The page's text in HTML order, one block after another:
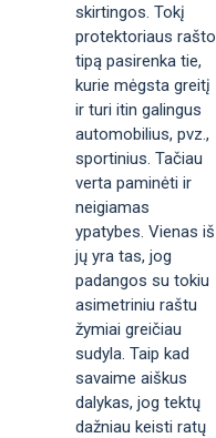
skirtingos. Tokį
protektoriaus rašto
tipą pasirenka tie,
kurie mėgsta greitį
ir turi itin galingus
automobilius, pvz.,
sportinius. Tačiau
verta paminėti ir
neigiamas
ypatybes. Vienas iš
jų yra tas, jog
padangos su tokiu
asimetriniu raštu
žymiai greičiau
sudyla. Taip kad
savaime aiškus
dalykas, jog tektų
dažniau keisti ratų